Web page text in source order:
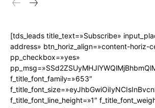
[tds_leads title_text=»Subscribe»
address» btn_horiz_align=»content-horiz-
pp_checkbox=»yes»
f_title_font_family=»653″
f_title_font_line_height=»1″